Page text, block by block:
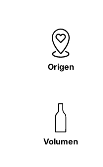
Origen
Volumen